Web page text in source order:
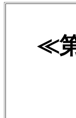
≪